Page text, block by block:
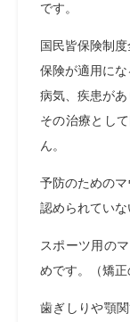
です。
国民皆保険制
保険が適用に
病気、疾患があ
その治療として
ん。
予防のための
認められていな
スポーツ用の
めです。（矯正
歯ぎしりや顎